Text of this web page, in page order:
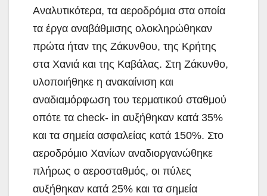
Αναλυτικότερα, τα αεροδρόμια στα οποία
τα έργα αναβάθμισης ολοκληρώθηκαν
πρώτα ήταν της Ζάκυνθου, της Κρήτης
στα Χανιά και της Καβάλας. Στη Ζάκυνθο,
υλοποιήθηκε η ανακαίνιση και
αναδιαμόρφωση του τερματικού σταθμού
οπότε τα check- in αυξήθηκαν κατά 35%
και τα σημεία ασφαλείας κατά 150%. Στο
αεροδρόμιο Χανίων αναδιοργανώθηκε
πλήρως ο αεροσταθμός, οι πύλες
αυξήθηκαν κατά 25% και τα σημεία